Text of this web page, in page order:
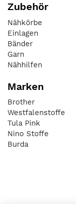
Zubehör
Nähkörbe
Einlagen
Bänder
Garn
Nähhilfen
Marken
Brother
Westfalenstoffe
Tula Pink
Nino Stoffe
Burda